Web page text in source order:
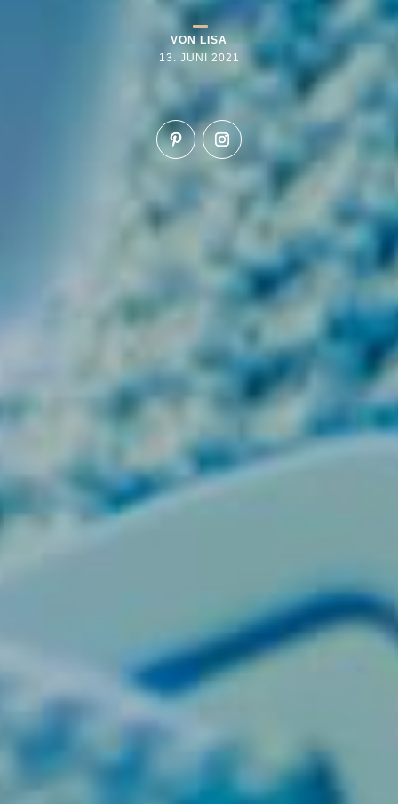
VONLISA
13. JUNI 2021